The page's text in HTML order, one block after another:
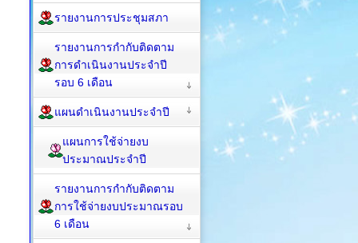
รายงานการประชุมสภา
รายงานการกำกับติดตาม
การดำเนินงานประจำปี
รอบ 6 เดือน
แผนดำเนินงานประจำปี
แผนการใช้จ่ายงบ
ประมาณประจำปี
รายงานการกำกับติดตาม
การใช้จ่ายงบประมาณรอบ
6 เดือน